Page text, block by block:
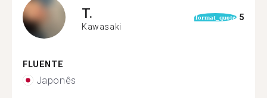
T.
Kawasaki
format_quote 5
FLUENTE
Japonês